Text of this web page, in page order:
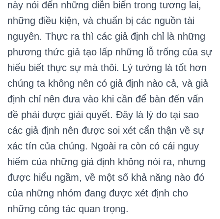
này nói đến những diễn biến trong tương lai,
những điều kiện, và chuẩn bị các nguồn tài
nguyên. Thực ra thì các giả định chỉ là những
phương thức giả tạo lấp những lỗ trống của sự
hiểu biết thực sự mà thôi. Lý tưởng là tốt hơn
chúng ta không nên có giả định nào cả, và giả
định chỉ nên đưa vào khi cần để bàn đến vấn
đề phải được giải quyết. Đây là lý do tại sao
các giả định nên được soi xét cẩn thận về sự
xác tín của chúng. Ngoài ra còn có cái nguy
hiểm của những giả định không nói ra, nhưng
được hiểu ngầm, về một số khả năng nào đó
của những nhóm đang được xét định cho
những công tác quan trọng.